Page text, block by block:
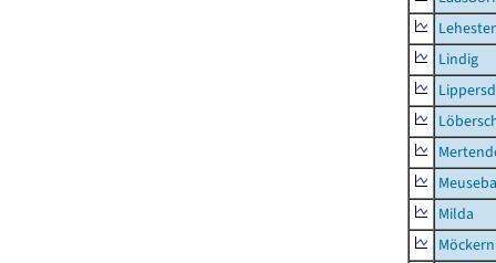
Lindig
Milda
Möckern